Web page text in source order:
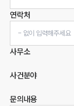
연락처
사무소
사건분야
문의내용